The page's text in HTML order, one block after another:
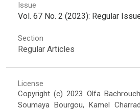
Issue
Vol. 67 No. 2 (2023): Regular
Section
Regular Articles
License
Copyright (c) 2023 Olfa
Soumaya Bourgou, Kamel